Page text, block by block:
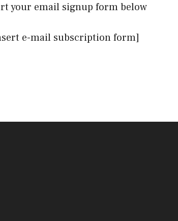
your email signup form below
e-mail subscription form]